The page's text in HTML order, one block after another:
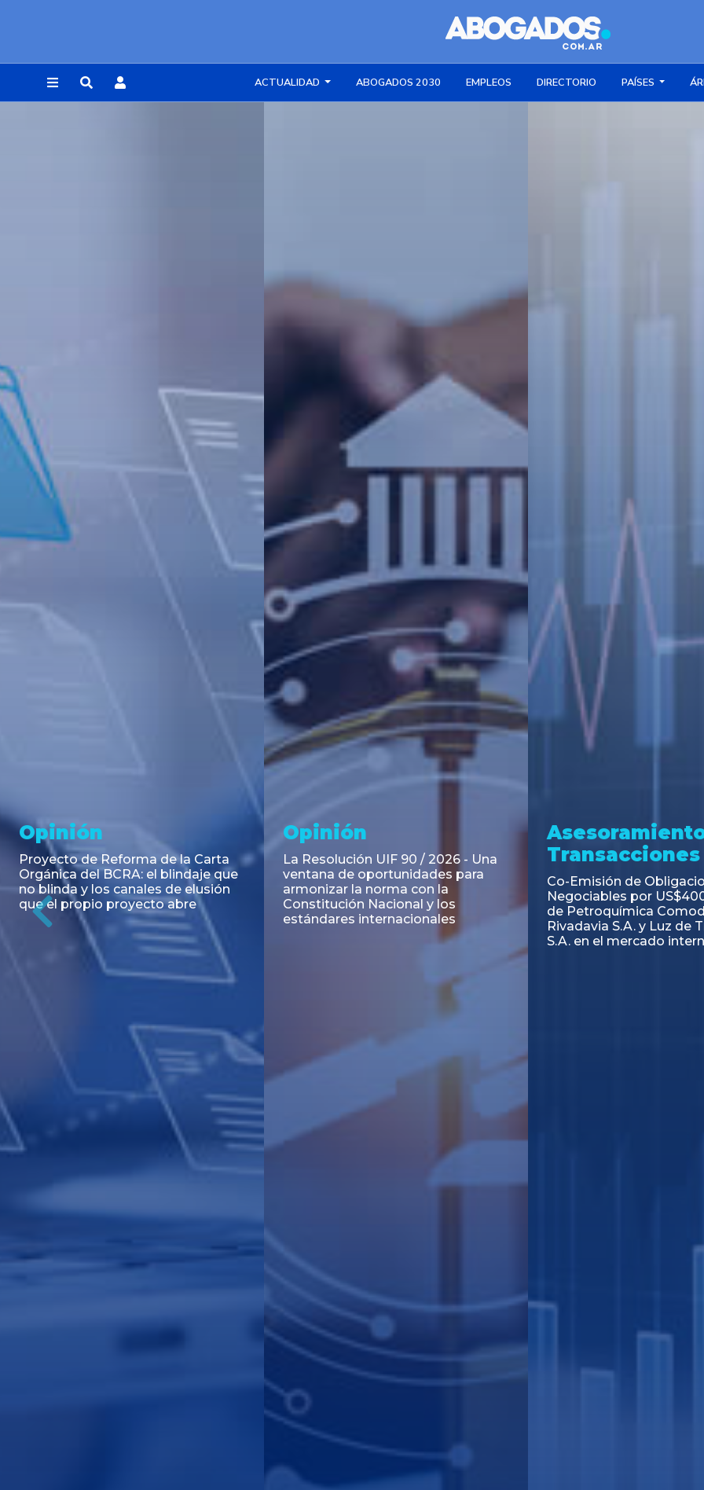
ACTUALIDAD ABOGADOS 2030 EMPLEOS DIRECTORIO PAÍSES
Noticia
RESOLUCIÓN 271/2026 de la
SECRETARIA DE COORDINACIÓN
DE PRODUCCIÓN: Actualización y
unificación de las advertencias
obligatorias en la publicidad de
juegos y apuestas en...
Asesoramiento y
Transacciones
Emisión de Obligaciones
Negociables Clase E de Central
Puerto S.A. por un Valor Nominal
de U$S 98.897.303
Transacciones
PAGBAM asesoró a
autorización para la
de los Certificados de
del Fideicomiso
Inmobiliario "Espacio
Previous